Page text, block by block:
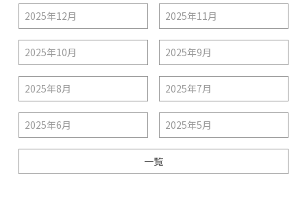
2025年12月 2025年11月
2025年10月 2025年9月
2025年8月 2025年7月
2025年6月 2025年5月
一覧